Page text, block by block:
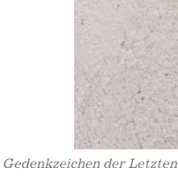
Gedenkzeichen der